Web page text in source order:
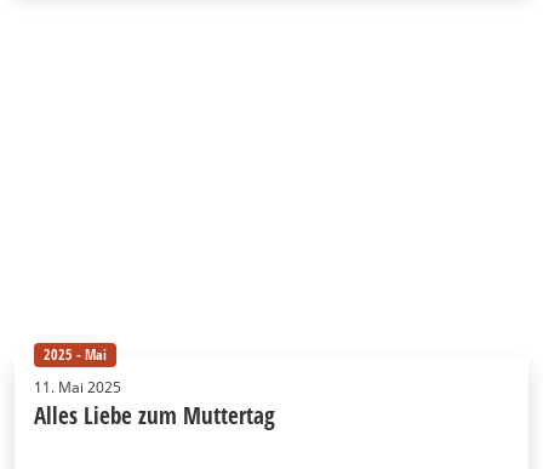
2025 - Mai
11. Mai 2025
Alles Liebe zum Muttertag